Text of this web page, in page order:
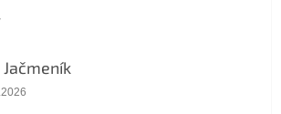
Jačmeník
obchodu je 5 z 5 hviezdičiek.